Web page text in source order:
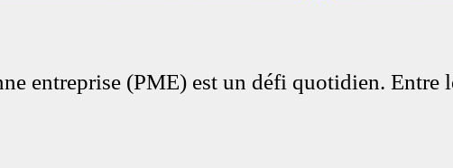
entreprise (PME) est un défi quotidien. Entre